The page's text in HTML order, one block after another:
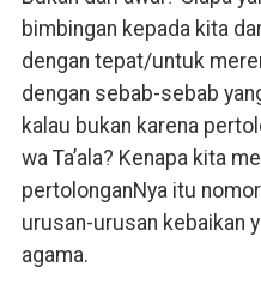
bimbingan kepada kita
dengan tepat/untuk
dengan sebab-sebab
kalau bukan karena
wa Ta’ala? Kenapa kita
pertolonganNya itu
urusan-urusan kebaikan
agama.